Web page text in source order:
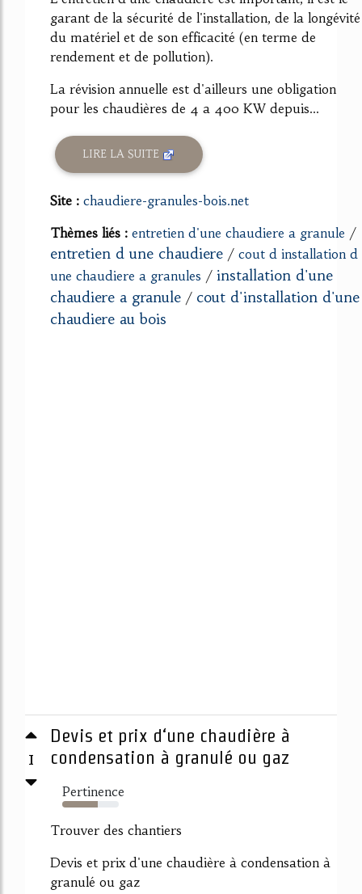
garant de la sécurité de l'installation, de la longévité
du matériel et de son efficacité (en terme de
rendement et de pollution).
La révision annuelle est d'ailleurs une obligation
pour les chaudières de 4 a 400 KW depuis...
LIRE LA SUITE
Site : chaudiere-granules-bois.net
Thèmes liés : entretien d'une chaudiere a granule /
entretien d une chaudiere / cout d installation d
une chaudiere a granules / installation d'une
chaudiere a granule / cout d'installation d'une
chaudiere au bois
1
Devis et prix d‘une chaudière à
condensation à granulé ou gaz
Pertinence
63%
Trouver des chantiers
Devis et prix d'une chaudière à condensation à
granulé ou gaz